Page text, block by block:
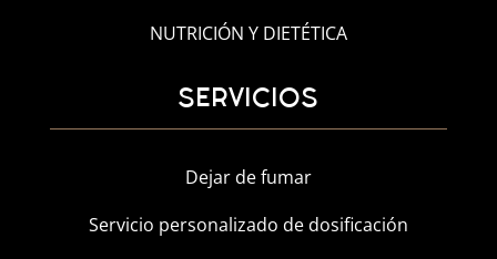
NUTRICIÓN Y DIETÉTICA
SERVICIOS
Dejar de fumar
Servicio personalizado de dosificación